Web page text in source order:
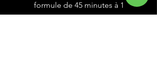
formule de 45 minutes à 1